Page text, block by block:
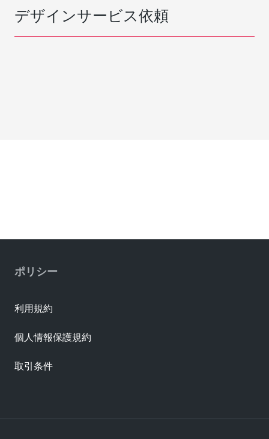
デザインサービス依頼
ポリシー
利用規約
個人情報保護規約
取引条件